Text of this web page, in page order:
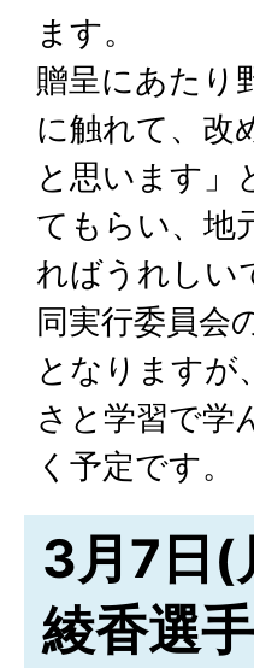
ます。
贈呈にあたり
に触れて、改
と思います」
てもらい、地
ればうれしい
同実行委員会
となりますが
さと学習で学
く予定です。
3月7日(
綾香選